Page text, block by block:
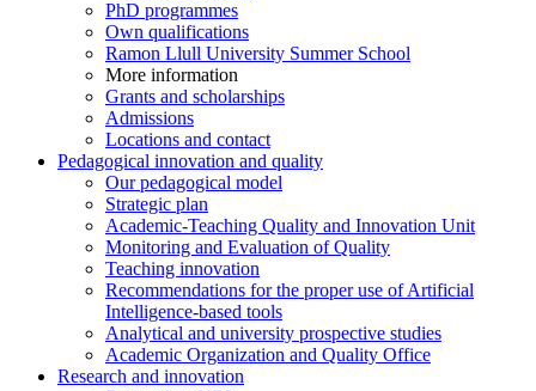
PhD programmes
Own qualifications
Ramon Llull University Summer School
More information
Grants and scholarships
Admissions
Locations and contact
Pedagogical innovation and quality
Our pedagogical model
Strategic plan
Academic-Teaching Quality and Innovation Unit
Monitoring and Evaluation of Quality
Teaching innovation
Recommendations for the proper use of Artificial
Intelligence-based tools
Analytical and university prospective studies
Academic Organization and Quality Office
Research and innovation